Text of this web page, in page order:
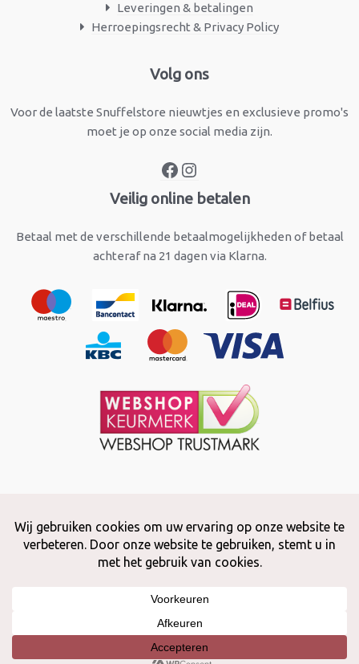
Leveringen & betalingen
Herroepingsrecht & Privacy Policy
Volg ons
Voor de laatste Snuffelstore nieuwtjes en exclusieve promo's
moet je op onze social media zijn.
Facebook
Veilig online betalen
Betaal met de verschillende betaalmogelijkheden of betaal
achteraf na 21 dagen via Klarna.
Copyright © 2026 Snuffelstore
Adax BV - 0032 (0)50 66 56 51 -info@snuffelstore.be
Created byWeCodeIT